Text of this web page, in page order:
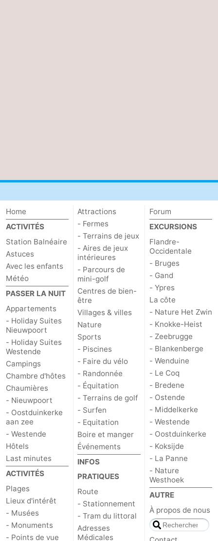
Home
ACTIVITÉS
Station Balnéaire
Astuces
Avec les enfants
Météo
PASSER LA NUIT
Appartements
- Holiday Suites
Nieuwpoort
- Holiday Suites
Westende
Campings
Chambre d'hôtes
Chaumières
- Nieuwpoort
- Oostduinkerke
aan zee
- Westende
Hôtels
Last minutes
ACTIVITÉS
Plages
Lieux d'intérêt
- Musées
- Monuments
- Points de vue
Attractions
- Fermes
- Terrains de jeux
- Aires de jeux
intérieures
- Parcours de
mini-golf
Centres de bien-
être
Villages & villes
Nature
Sports
- Piscines
- Faire du vélo
- Randonnée
- Équitation
- Terrains de golf
- Surfen
- Equitation
Boire et manger
Événements
INFOS
PRATIQUES
Route
- Stationnement
- Tram du littoral
Adresses
Médicales
Forum
EXCURSIONS
Flandre-
Occidentale
- Bruges
- Gand
- Ypres
La côte
- Nature Het Zwin
- Knokke-Heist
- Zeebrugge
- Blankenberge
- Wenduine
- Le Coq
- Bredene
- Ostende
- Middelkerke
- Westende
- Oostduinkerke
- Koksijde
- La Panne
- Nature
Westhoek
AUTRE
À propos de nous